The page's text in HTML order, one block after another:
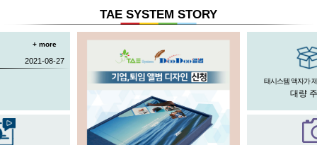
TAE SYSTEM STORY
+ more
2021-08-27
태시스템 액자가
대량